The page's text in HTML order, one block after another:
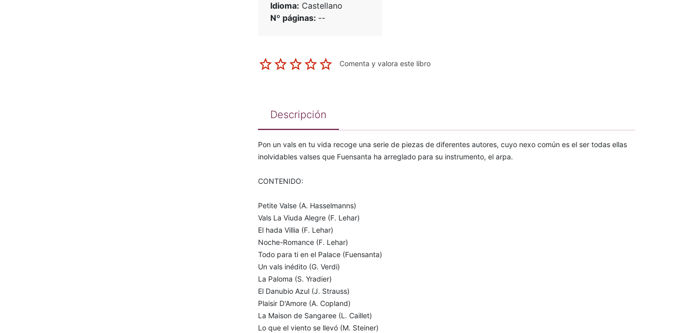
Idioma: Castellano
Nº páginas: --
Comenta y valora este libro
Descripción
Pon un vals en tu vida recoge una serie de piezas de diferentes autores, cuyo nexo común es el ser todas ellas
inolvidables valses que Fuensanta ha arreglado para su instrumento, el arpa.
CONTENIDO:
Petite Valse (A. Hasselmanns)
Vals La Viuda Alegre (F. Lehar)
El hada Villia (F. Lehar)
Noche-Romance (F. Lehar)
Todo para ti en el Palace (Fuensanta)
Un vals inédito (G. Verdi)
La Paloma (S. Yradier)
El Danubio Azul (J. Strauss)
Plaisir D'Amore (A. Copland)
La Maison de Sangaree (L. Caillet)
Lo que el viento se llevó (M. Steiner)